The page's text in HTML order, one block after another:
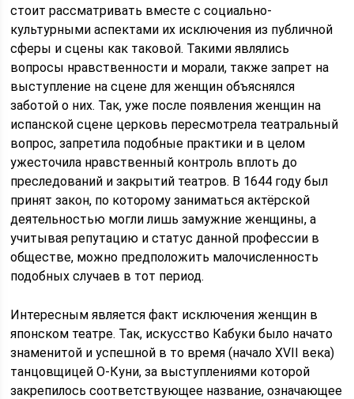
стоит рассматривать вместе с социально-
культурными аспектами их исключения из публичной
сферы и сцены как таковой. Такими являлись
вопросы нравственности и морали, также запрет на
выступление на сцене для женщин объяснялся
заботой о них. Так, уже после появления женщин на
испанской сцене церковь пересмотрела театральный
вопрос, запретила подобные практики и в целом
ужесточила нравственный контроль вплоть до
преследований и закрытий театров. В 1644 году был
принят закон, по которому заниматься актёрской
деятельностью могли лишь замужние женщины, а
учитывая репутацию и статус данной профессии в
обществе, можно предположить малочисленность
подобных случаев в тот период.
Интересным является факт исключения женщин в
японском театре. Так, искусство Кабуки было начато
знаменитой и успешной в то время (начало XVII века)
танцовщицей О-Куни, за выступлениями которой
закрепилось соответствующее название, означающее